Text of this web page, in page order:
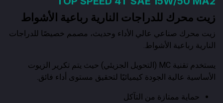
زيت محرك للدراجات النارية رباعية الأشواط
زيت محرك صناعي عالي الأداء وحديث، مصمم خصيصًا للدراجات
النارية رباعية الأشواط.
يستخدم تقنية MC (التحويل الجزيئي) حيث يتم تكرير الزيوت
الأساسية عالية الجودة كيميائيًا لتحقيق مستوى أداء فائق.
حماية ممتازة من التآكل